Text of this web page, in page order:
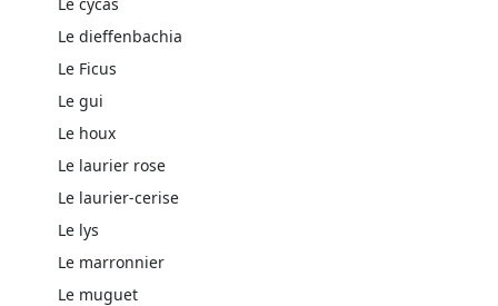
Le dieffenbachia
Le Ficus
Le gui
Le houx
Le laurier rose
Le laurier-cerise
Le lys
Le marronnier
Le muguet